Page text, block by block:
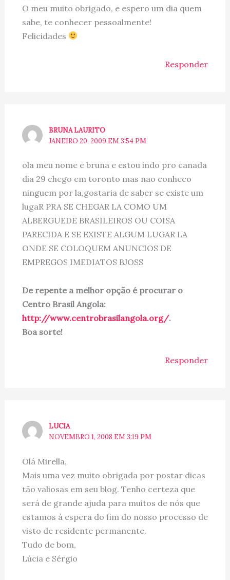
O meu muito obrigado, e espero um dia quem
sabe, te conhecer pessoalmente!
Felicidades
Responder
BRUNA LAURITO
JANEIRO 20, 2009 EM 3:54 PM
ola meu nome e bruna e estou indo pro canada
dia 29 chego em toronto mas nao conheco
ninguem por la,gostaria de saber se existe um
lugaR PRA SE CHEGAR LA COMO UM
ALBERGUEDE BRASILEIROS OU COISA
PARECIDA E SE EXISTE ALGUM LUGAR LA
ONDE SE COLOQUEM ANUNCIOS DE
EMPREGOS IMEDIATOS BJOSS
De repente a melhor opção é procurar o
Centro Brasil Angola:
http://www.centrobrasilangola.org/.
Boa sorte!
Responder
LUCIA
NOVEMBRO 1, 2008 EM 3:19 PM
Olá Mirella,
Mais uma vez muito obrigada por postar dicas
tão valiosas em seu blog. Tenho certeza que
será de grande ajuda para muitos de nós que
estamos à espera do fim do nosso processo de
visto de residente permanente.
Tudo de bom,
Lúcia e Sérgio